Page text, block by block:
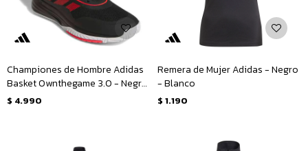
Championes de Hombre Adidas
Basket Ownthegame 3.0 - Negro
- Rojo - Blanco
$ 4.990
Remera de Mujer Adidas - Negro
- Blanco
$ 1.190